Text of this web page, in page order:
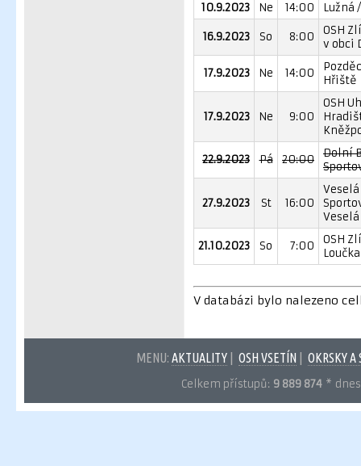
10.9.2023
Ne 14:00 Lužná
16.9.2023 So 8:00
OSH
v obci
17.9.2023 Ne 14:00
Hřiště
17.9.2023 Ne 9:00
OSH
22.9.2023 Pá 20:00
Dolní
27.9.2023 St 16:00
Veselá
21.10.2023 So 7:00
OSH
V databázi bylo nalezeno
MENU: AKTUALITY OSH VSETÍN OKRSKY A
Celkem přístupů: 9 889 874*